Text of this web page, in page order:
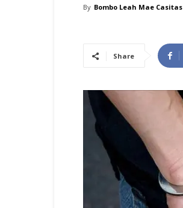
By Bombo Leah Mae Casitas
Share